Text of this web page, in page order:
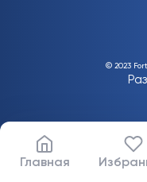
© 2023
Главная